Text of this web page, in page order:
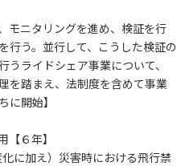
モニタリングを進め、検証を行
行う。並行して、こうした検証の
ライドシェア事業について、
を踏まえ、法制度を含めて事業
に開始】
６年】
化に加え）災害時における飛行禁